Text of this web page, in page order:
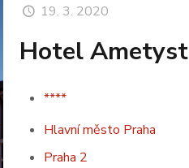
19. 3. 2020
Hotel Ametyst
****
Hlavní město Praha
Praha 2